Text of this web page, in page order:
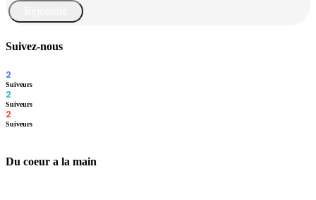
Suivez-nous
2
Suiveurs
2
Suiveurs
2
Suiveurs
Du coeur a la main